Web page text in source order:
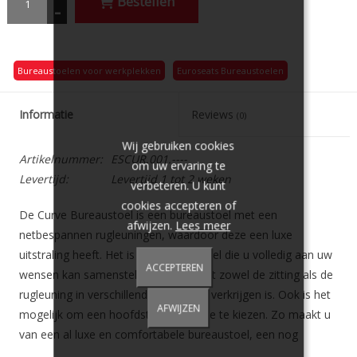
-
Bureaustoelen voor werkplekken Euroseats Bureaustoelen
Informatie Reviews (0)
Artikelnummer:
ESCUR.001.----
Levertijd:
Levertijd 1 tot 2 weken
De Curve Bureaustoel is een bureaustoel met een
netbespannen rugleuningen, waardoor deze een luxe
uitstraling heeft. Het is een bureaustoel die u volledig aan uw
wensen kan samenstellen, dit doordat zowel de zitting als de
rugleuning in verschillende kleuren te verkrijgen is. Ook is het
mogelijk om een hoofdsteun als optie te kiezen. Zo maakt u
van een al luxe en comfortabele bureaustoel, een nog
Wij gebruiken cookies
om uw ervaring te
verbeteren. U kunt
cookies accepteren of
afwijzen. Lees meer
ACCEPTEREN
AFWIJZEN